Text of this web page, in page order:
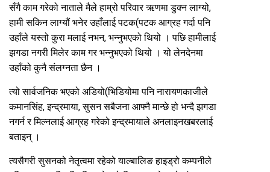
सँगै काम गरेको नाताले मैले हाम्रो परिवार ऋणमा डुक्न लाग्यो,
हामी सकिन लाग्यौं भनेर उहाँलाई पटक(पटक आग्रह गर्दा पनि
उहाँले यस्तो कुरा मलाई नभन, भन्नुभएको थियो । पछि हामीलाई
झगडा नगरी मिलेर काम गर भन्नुभएको थियो । यो लेनदेनमा
उहाँको कुनै संलग्नता छैन ।
त्यो सार्वजनिक भएको अडियो(भिडियोमा पनि नारायणकाजीले
कमानसिंह, इन्द्रमाया, सुसन सबैजना आफ्नै मान्छे हो भन्दै झगडा
नगर्न र मिल्नलाई आग्रह गरेको इन्द्रमायाले अनलाइनखबरलाई
बताइन् ।
त्यसैगरी सुसनको नेतृत्वमा रहेको याल्बालिङ हाइड्रो कम्पनीले